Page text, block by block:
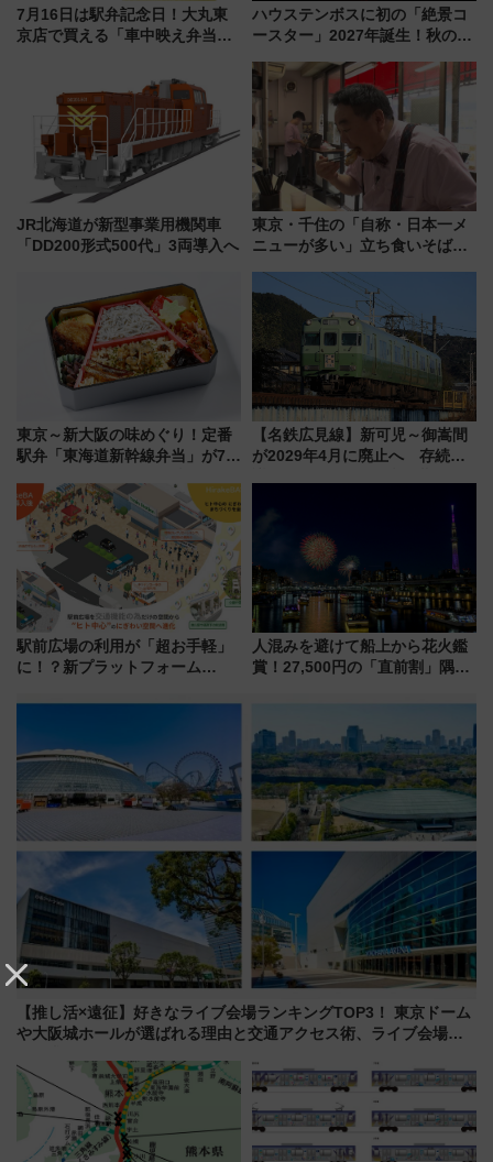
7月16日は駅弁記念日！大丸東
京店で買える「車中映え弁当」
ハウステンボスに初の「絶景コ
ースター」2027年誕生！秋の
ろも一挙紹介
JR北海道が新型事業用機関車
「DD200形式500代」3両導入へ
東京・千住の「自称・日本一メ
ニューが多い」立ち食いそば屋
地のふらっと立ち食いそば』
7/27夜10時～放送
東京～新大阪の味めぐり！定番
駅弁「東海道新幹線弁当」が7月
【名鉄広見線】新可児～御嵩間
が2029年4月に廃止へ 存続協
駅前広場の利用が「超お手軽」
に！？新プラットフォーム
マホで簡単申請 物販や演奏会な
人混みを避けて船上から花火鑑
賞！27,500円の「直前割」隅田
【推し活×遠征】好きなライブ会場ランキングTOP3！ 東京ドーム
や大阪城ホールが選ばれる理由と交通アクセス術、ライブ会場に